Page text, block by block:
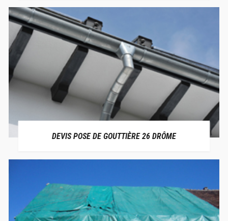
DEVIS POSE DE GOUTTIÈRE 26 DRÔME